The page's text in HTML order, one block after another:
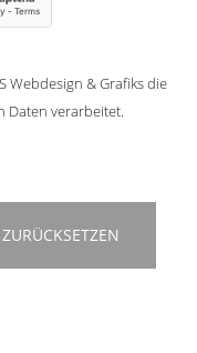
Webdesign & Grafiks die
Daten verarbeitet.
ZURÜCKSETZEN